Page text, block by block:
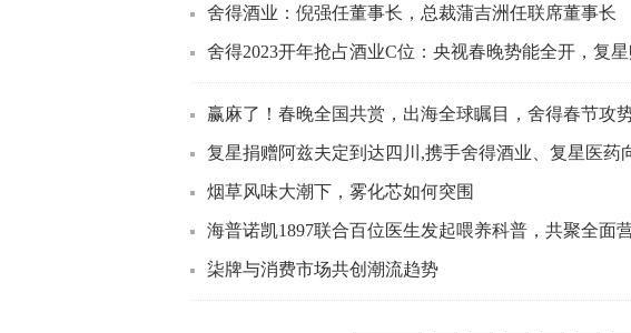
舍得酒业：倪强任董事长，总裁蒲吉洲任联席董事长
舍得2023开年抢占酒业C位：央视春晚势能全开，复
赢麻了！春晚全国共赏，出海全球瞩目，舍得春节攻
复星捐赠阿兹夫定到达四川,携手舍得酒业、复星医药
烟草风味大潮下，雾化芯如何突围
海普诺凯1897联合百位医生发起喂养科普，共聚全面
柒牌与消费市场共创潮流趋势